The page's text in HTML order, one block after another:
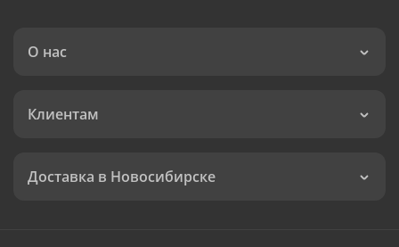
О нас
Клиентам
Доставка в Новосибирске